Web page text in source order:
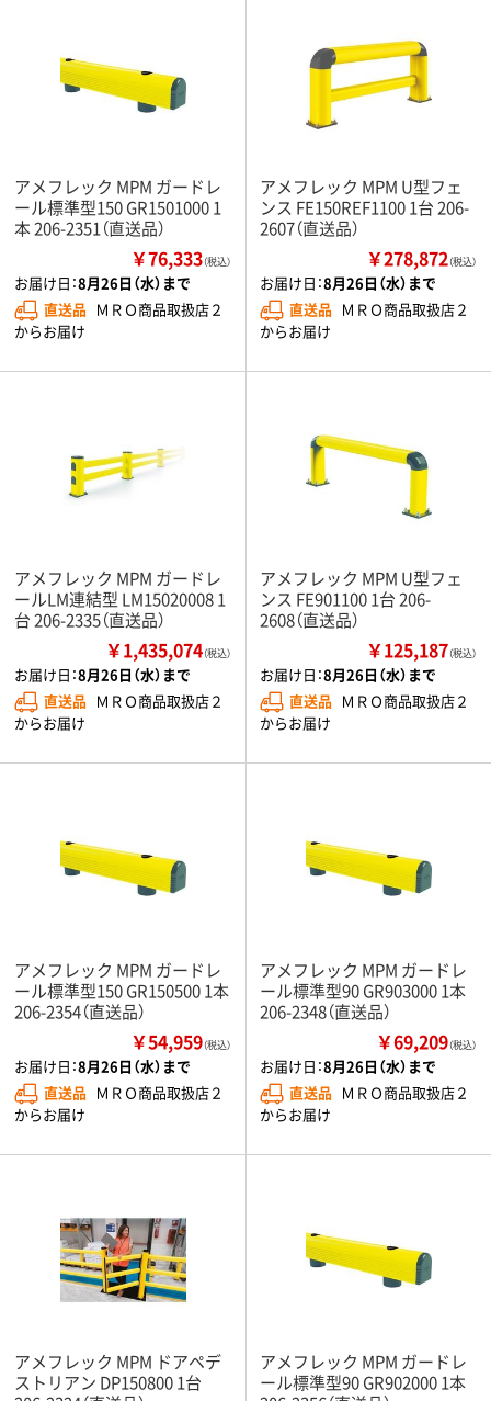
アメフレック MPM ガードレ
ール標準型150 GR1501000 1
本 206-2351（直送品）
￥76,333（税込）
お届け日：8月26日（水）まで
直送品 ＭＲＯ商品取扱店２
からお届け
アメフレック MPM U型フェ
ンス FE150REF1100 1台 206-
2607（直送品）
￥278,872（税込）
お届け日：8月26日（水）まで
直送品 ＭＲＯ商品取扱店２
からお届け
アメフレック MPM ガードレ
ールLM連結型 LM15020008 1
台 206-2335（直送品）
￥1,435,074（税込）
お届け日：8月26日（水）まで
直送品 ＭＲＯ商品取扱店２
からお届け
アメフレック MPM U型フェ
ンス FE901100 1台 206-
2608（直送品）
￥125,187（税込）
お届け日：8月26日（水）まで
直送品 ＭＲＯ商品取扱店２
からお届け
アメフレック MPM ガードレ
ール標準型150 GR150500 1本
206-2354（直送品）
￥54,959（税込）
お届け日：8月26日（水）まで
直送品 ＭＲＯ商品取扱店２
からお届け
アメフレック MPM ガードレ
ール標準型90 GR903000 1本
206-2348（直送品）
￥69,209（税込）
お届け日：8月26日（水）まで
直送品 ＭＲＯ商品取扱店２
からお届け
アメフレック MPM ドアペデ
ストリアン DP150800 1台
アメフレック MPM ガードレ
ール標準型90 GR902000 1本